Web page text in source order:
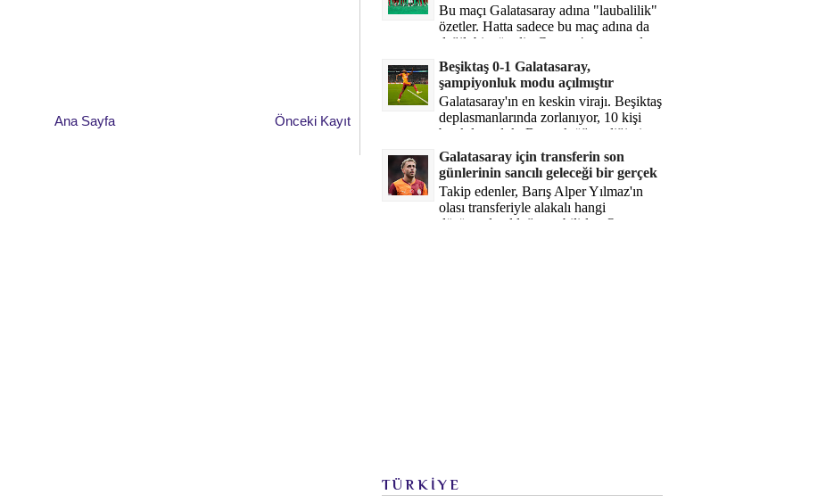
Önceki Kayıt
Ana Sayfa
Bu maçı Galatasaray adına "laubalilik"
özetler. Hatta sadece bu maç adına da
değil, bir süredir. Geçen 4 maçta sadece
1 gol yedin ...
Beşiktaş 0-1 Galatasaray,
şampiyonluk modu açılmıştır
Galatasaray'ın en keskin virajı. Beşiktaş
deplasmanlarında zorlanıyor, 10 kişi
bırakılıyorduk. Bu artık öğrendiğimiz
bir gerçek. Sane...
Galatasaray için transferin son
günlerinin sancılı geleceği bir gerçek
Takip edenler, Barış Alper Yılmaz'ın
olası transferiyle alakalı hangi
düşüncede olduğumu bilirler. O
TÜRKİYE